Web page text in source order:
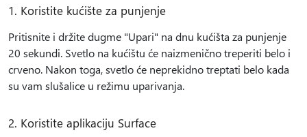
1. Koristite kućište za punjenje
Pritisnite i držite dugme "Upari" na dnu kućišta za punjenje
20 sekundi. Svetlo na kućištu će naizmenično treperiti belo i
crveno. Nakon toga, svetlo će neprekidno treptati belo kada
su vam slušalice u režimu uparivanja.
2. Koristite aplikaciju Surface